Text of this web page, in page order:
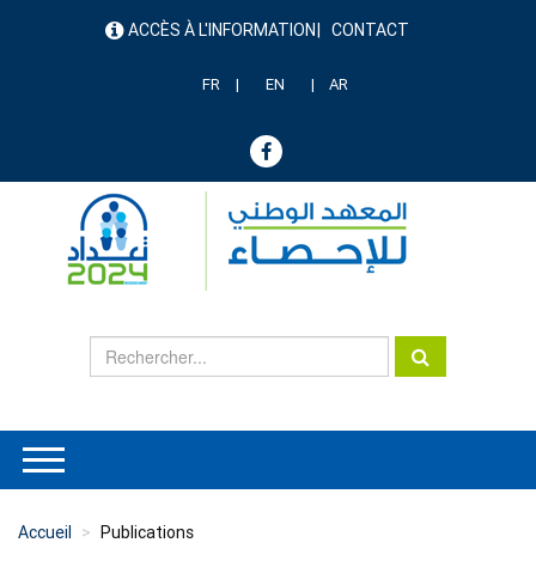
menu ACCÈS À L'INFORMATION CONTACT
FR EN AR
Accueil Publications